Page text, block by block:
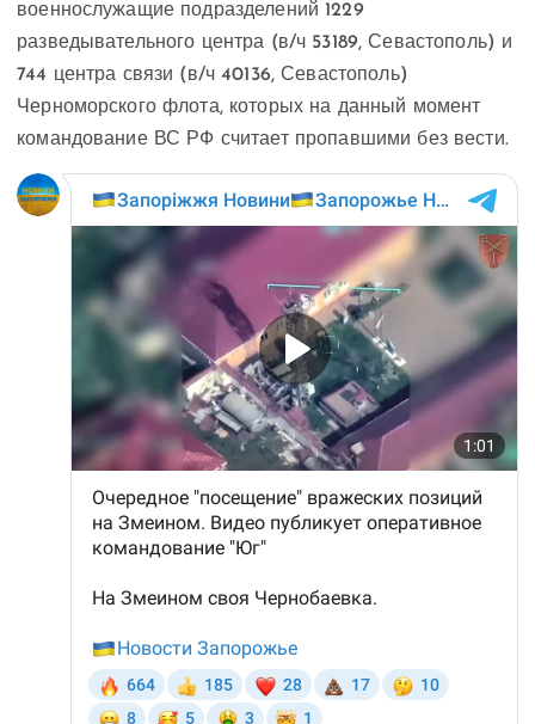
военнослужащие подразделений 1229
разведывательного центра (в/ч 53189, Севастополь) и
744 центра связи (в/ч 40136, Севастополь)
Черноморского флота, которых на данный момент
командование ВС РФ считает пропавшими без вести.